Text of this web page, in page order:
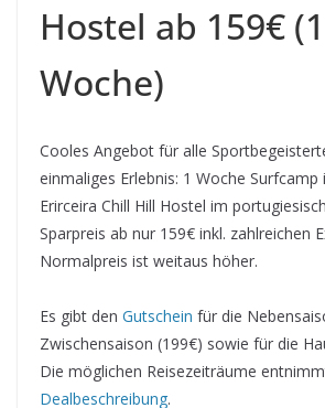
Hostel ab 159€ (1
Woche)
Cooles Angebot für alle
einmaliges Erlebnis: 1 Woche
Erirceira Chill Hill Hostel im
Sparpreis ab nur 159€ inkl. zahlreichen
Normalpreis ist weitaus höher.
Es gibt den Gutschein für die
Zwischensaison (199€) sowie für die
Die möglichen Reisezeiträume
Dealbeschreibung.